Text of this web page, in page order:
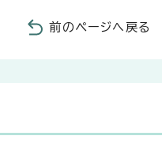
前のページへ戻る